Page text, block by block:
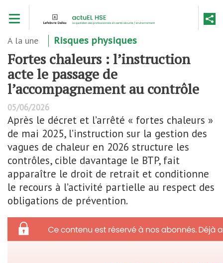
contenu
A la une Risques physiques
Fortes chaleurs : l’instruction
acte le passage de
l’accompagnement au contrôle
05/06/2026
Après le décret et l’arrêté « fortes chaleurs »
de mai 2025, l’instruction sur la gestion des
vagues de chaleur en 2026 structure les
contrôles, cible davantage le BTP, fait
apparaître le droit de retrait et conditionne
le recours à l’activité partielle au respect des
obligations de prévention.